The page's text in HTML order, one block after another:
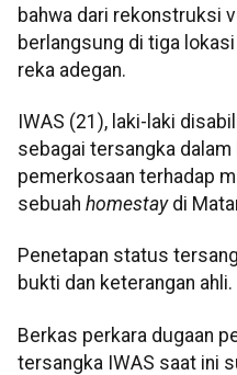
bahwa dari rekonstruksi
berlangsung di tiga
reka adegan.
IWAS (21), laki-laki
sebagai tersangka
pemerkosaan terhadap
sebuah homestaydi
Penetapan status
bukti dan keterangan ahli.
Berkas perkara dugaan
tersangka IWAS saat ini